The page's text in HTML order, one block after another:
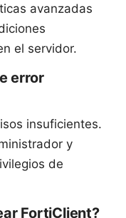
avanzadas
el servidor.
error
insuficientes.
y
de
FortiClient?